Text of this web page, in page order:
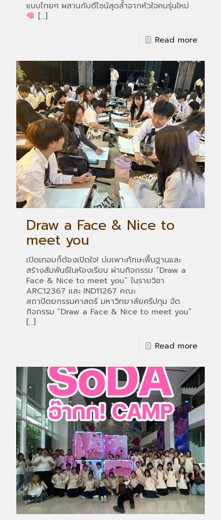
แบบไทยๆ ผสานกับดีไซน์สุดล้ำจากหัวใจคนรุ่นใหม่
[…]
Read more
Draw a Face & Nice to
meet you
เปิดเทอมก็ต้องเปิดใจ! บ่มเพาะทักษะพื้นฐานและ
สร้างสัมพันธ์ในห้องเรียน ผ่านกิจกรรม “Draw a
Face & Nice to meet you” ในรายวิชา
ARC12367 และ IND11267 คณะ
สถาปัตยกรรมศาสตร์ มหาวิทยาลัยศรีปทุม จัด
กิจกรรม “Draw a Face & Nice to meet you”
[…]
Read more